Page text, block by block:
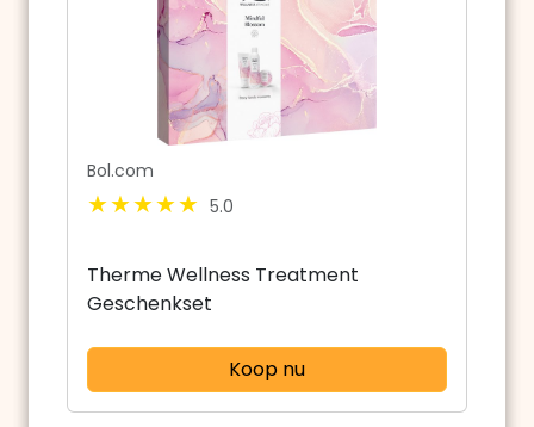
Bol.com
5.0
Therme Wellness Treatment
Geschenkset
Koop nu